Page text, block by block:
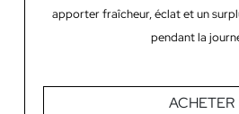
apporter fraîcheur, éclat et un
pendant la
ACHETER